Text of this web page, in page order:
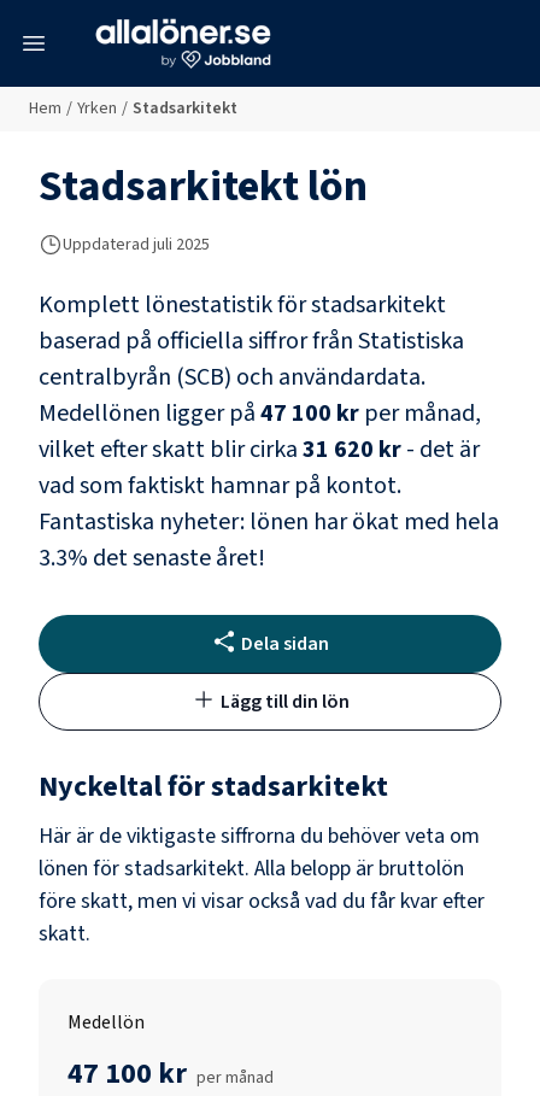
Hem / Yrken / Stadsarkitekt
Stadsarkitektlön
Uppdaterad juli 2025
Komplett lönestatistik förstadsarkitekt
baserad på officiella siffror från Statistiska
centralbyrån (SCB) och användardata.
Medellönen ligger på47 100 kr per månad,
vilket efter skatt blir cirka31 620 kr- det är
vad som faktiskt hamnar på kontot.
Fantastiska nyheter: lönen har ökat med hela
3.3% det senaste året!
Dela sidan
Lägg till din lön
Nyckeltal förstadsarkitekt
Här är de viktigaste siffrorna du behöver veta om
lönen förstadsarkitekt. Alla belopp är bruttolön
före skatt, men vi visar också vad du får kvar efter
skatt.
Medellön
47 100 kr per månad